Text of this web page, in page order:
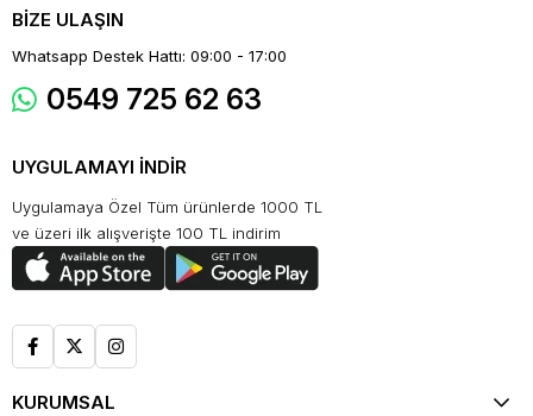
BİZE ULAŞIN
Whatsapp Destek Hattı: 09:00 - 17:00
0549 725 62 63
UYGULAMAYI İNDİR
Uygulamaya Özel Tüm ürünlerde 1000 TL
ve üzeri ilk alışverişte 100 TL indirim
KURUMSAL